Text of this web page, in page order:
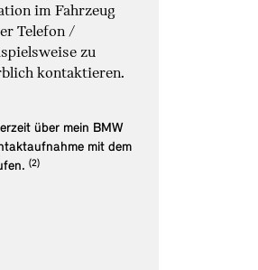
im Fahrzeug
Telefon /
zu
kontaktieren.
über mein BMW
mit dem
Link zur Fußnote: Widerruf der